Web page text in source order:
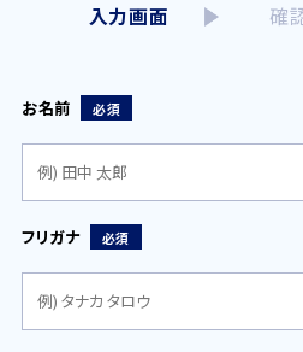
お名前 必須
フリガナ 必須
入力画面 確